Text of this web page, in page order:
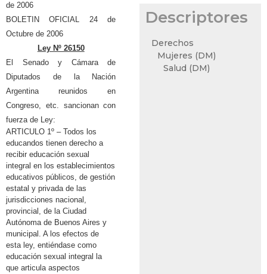
de 2006
BOLETIN OFICIAL 24 de
Octubre de 2006
Ley Nº 26150
El Senado y Cámara de
Diputados de la Nación
Argentina reunidos en
Congreso, etc. sancionan con
fuerza de Ley:
ARTICULO 1º – Todos los
educandos tienen derecho a
recibir educación sexual
integral en los establecimientos
educativos públicos, de gestión
estatal y privada de las
jurisdicciones nacional,
provincial, de la Ciudad
Autónoma de Buenos Aires y
municipal. A los efectos de
esta ley, entiéndase como
educación sexual integral la
que articula aspectos
Descriptores
Derechos
Mujeres (DM)
Salud (DM)